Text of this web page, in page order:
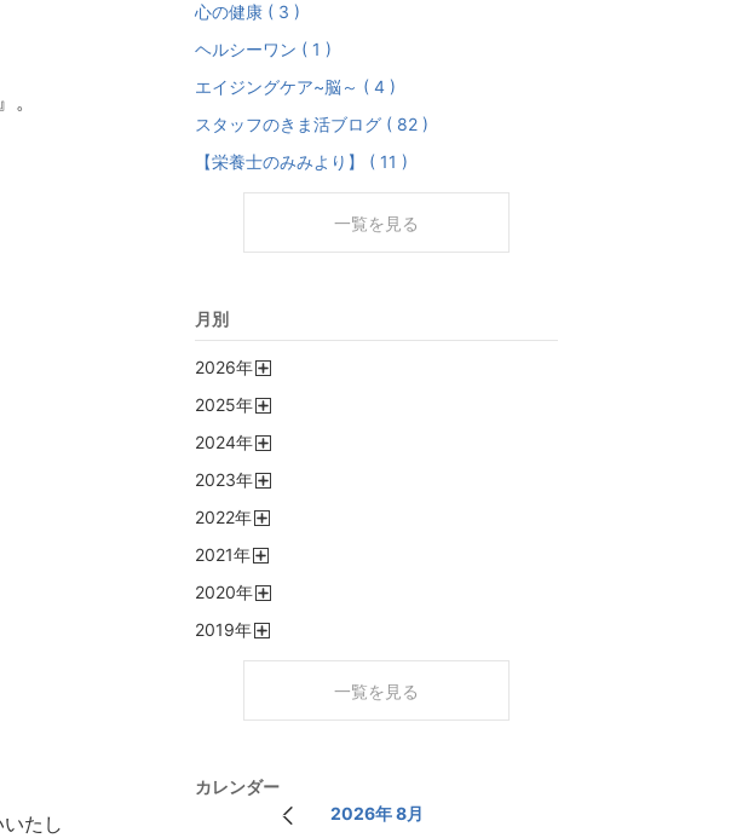
たし
心の健康 ( 3 )
ヘルシーワン ( 1 )
エイジングケア~脳～ ( 4 )
スタッフのきま活ブログ ( 82 )
【栄養士のみみより】 ( 11 )
一覧を見る
月別
2026年
2025年
2024年
2023年
2022年
2021年
2020年
2019年
一覧を見る
カレンダー
2026年 8月